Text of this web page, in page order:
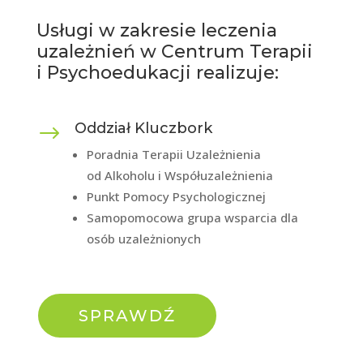
Usługi w zakresie leczenia
uzależnień w Centrum Terapii
i Psychoedukacji realizuje:
$ Oddział Kluczbork
Poradnia Terapii Uzależnienia
od Alkoholu i Współuzależnienia
Punkt Pomocy Psychologicznej
Samopomocowa grupa wsparcia dla
osób uzależnionych
SPRAWDŹ